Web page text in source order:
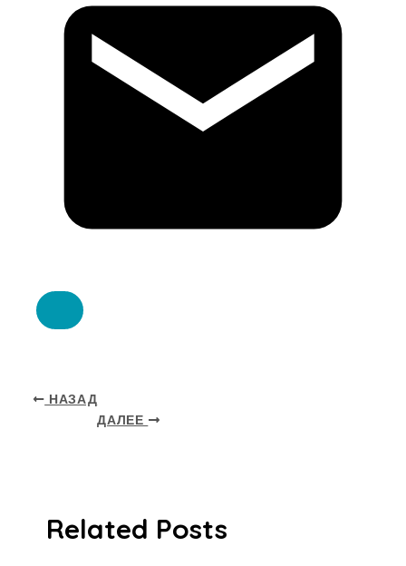
НАЗАД
ДАЛЕЕ
Related Posts